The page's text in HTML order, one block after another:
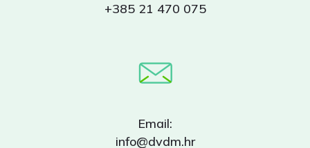
+385 21 470 075
Email:
info@dvdm.hr